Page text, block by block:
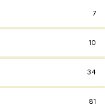
7
10
34
81